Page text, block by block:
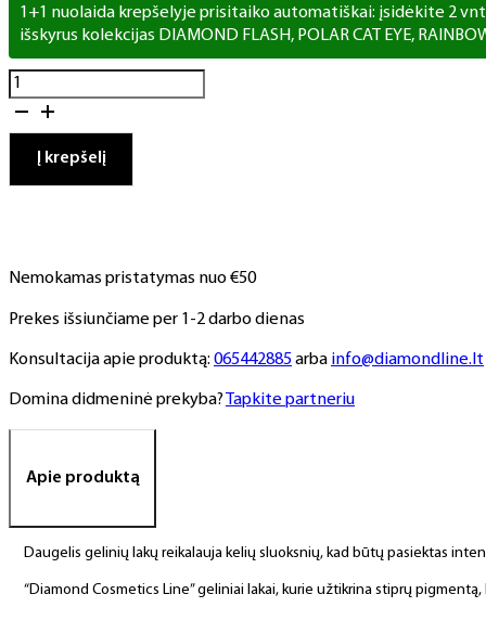
1+1 nuolaida krepšelyje prisitaiko automatiškai: įsidėkite 2
išskyrus kolekcijas DIAMOND FLASH, POLAR CAT EYE,
produkto
kiekis:
lakas,
Į krepšelį
Nemokamas pristatymas nuo €50
Prekes išsiunčiame per 1-2 darbo dienas
Konsultacija apie produktą: 065442885arba info@diamondline.lt
Domina didmeninė prekyba? Tapkite partneriu
Apie produktą
Daugelis gelinių lakų reikalauja kelių sluoksnių, kad būtų pasiektas
“Diamond Cosmetics Line” geliniai lakai, kurie užtikrina stiprų